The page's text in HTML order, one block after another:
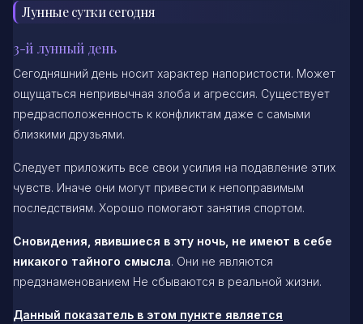
Лунные сутки сегодня
3-й лунный день
Сегодняшний день носит характер напористости. Может
ощущаться непривычная злоба и агрессия. Существует
предрасположенность к конфликтам даже с самыми
близкими друзьями.
Следует приложить все свои усилия на подавление этих
чувств. Иначе они могут привести к непоправимым
последствиям. Хорошо помогают занятия спортом.
Сновидения, явившиеся в эту ночь, не имеют в себе
никакого тайного смысла. Они не являются
предзнаменованием Не сбываются в реальной жизни.
Данный показатель в этом пункте является